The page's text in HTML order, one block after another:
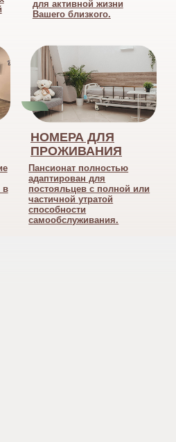
КОМФОРТ
госпрограмма
о компании
о поставщике